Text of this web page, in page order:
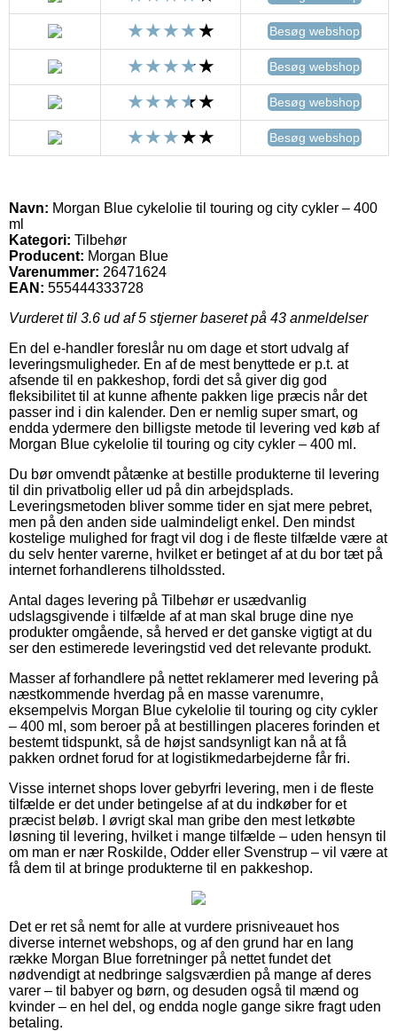
Besøg webshop
Besøg webshop
Besøg webshop
Besøg webshop
Navn: Morgan Blue cykelolie til touring og city cykler – 400
ml
Kategori: Tilbehør
Producent: Morgan Blue
Varenummer: 26471624
EAN: 555444333728
Vurderet til 3.6 ud af 5 stjerner baseret på 43 anmeldelser
En del e-handler foreslår nu om dage et stort udvalg af
leveringsmuligheder. En af de mest benyttede er p.t. at
afsende til en pakkeshop, fordi det så giver dig god
fleksibilitet til at kunne afhente pakken lige præcis når det
passer ind i din kalender. Den er nemlig super smart, og
endda ydermere den billigste metode til levering ved køb af
Morgan Blue cykelolie til touring og city cykler – 400 ml.
Du bør omvendt påtænke at bestille produkterne til levering
til din privatbolig eller ud på din arbejdsplads.
Leveringsmetoden bliver somme tider en sjat mere pebret,
men på den anden side ualmindeligt enkel. Den mindst
kostelige mulighed for fragt vil dog i de fleste tilfælde være at
du selv henter varerne, hvilket er betinget af at du bor tæt på
internet forhandlerens tilholdssted.
Antal dages levering på Tilbehør er usædvanlig
udslagsgivende i tilfælde af at man skal bruge dine nye
produkter omgående, så herved er det ganske vigtigt at du
ser den estimerede leveringstid ved det relevante produkt.
Masser af forhandlere på nettet reklamerer med levering på
næstkommende hverdag på en masse varenumre,
eksempelvis Morgan Blue cykelolie til touring og city cykler
– 400 ml, som beroer på at bestillingen placeres forinden et
bestemt tidspunkt, så de højst sandsynligt kan nå at få
pakken ordnet forud for at logistikmedarbejderne får fri.
Visse internet shops lover gebyrfri levering, men i de fleste
tilfælde er det under betingelse af at du indkøber for et
præcist beløb. I øvrigt skal man gribe den mest letkøbte
løsning til levering, hvilket i mange tilfælde – uden hensyn til
om man er nær Roskilde, Odder eller Svenstrup – vil være at
få dem til at bringe produkterne til en pakkeshop.
Det er ret så nemt for alle at vurdere prisniveauet hos
diverse internet webshops, og af den grund har en lang
række Morgan Blue forretninger på nettet fundet det
nødvendigt at nedbringe salgsværdien på mange af deres
varer – til babyer og børn, og desuden også til mænd og
kvinder – en hel del, og endda nogle gange sikre fragt uden
betaling.